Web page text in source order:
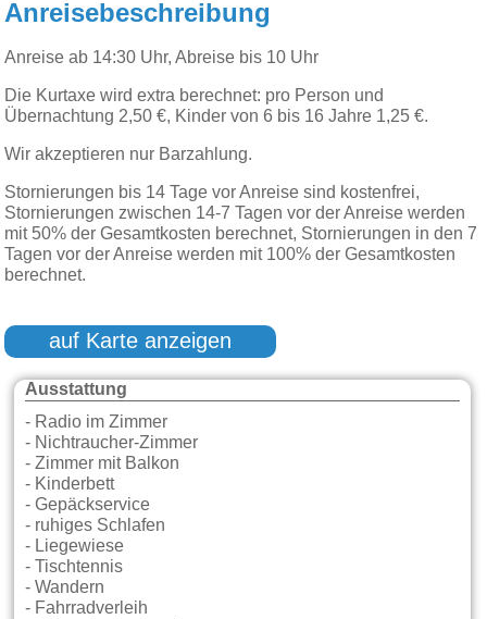
Anreisebeschreibung
Anreise ab 14:30 Uhr, Abreise bis 10 Uhr
Die Kurtaxe wird extra berechnet: pro Person und
Übernachtung 2,50 €, Kinder von 6 bis 16 Jahre 1,25 €.
Wir akzeptieren nur Barzahlung.
Stornierungen bis 14 Tage vor Anreise sind kostenfrei,
Stornierungen zwischen 14-7 Tagen vor der Anreise werden
mit 50% der Gesamtkosten berechnet, Stornierungen in den 7
Tagen vor der Anreise werden mit 100% der Gesamtkosten
berechnet.
auf Karte anzeigen
Ausstattung
- Radio im Zimmer
- Nichtraucher-Zimmer
- Zimmer mit Balkon
- Kinderbett
- Gepäckservice
- ruhiges Schlafen
- Liegewiese
- Tischtennis
- Wandern
- Fahrradverleih